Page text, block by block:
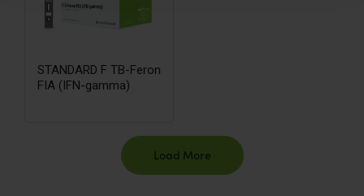
STANDARD F TB-Feron
FIA (IFN-gamma)
Load More